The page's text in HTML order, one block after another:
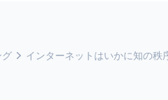
グ インターネットはいかに知の秩